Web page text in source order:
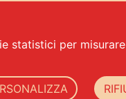
-privacy-cookie policy - web
statistici per